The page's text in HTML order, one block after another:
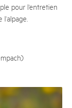
pour l’entretien